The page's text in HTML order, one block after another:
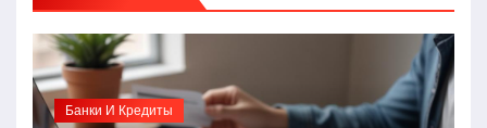
Банки И Кредиты